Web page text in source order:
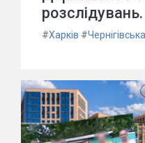
розслідувань.
#Харків #